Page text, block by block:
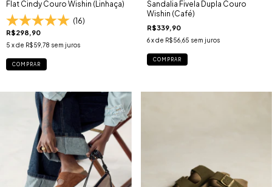
Flat Cindy Couro Wishin (Linhaça)
(16)
R$298,90
5 x de R$59,78 sem juros
COMPRAR
Sandalia Fivela Dupla Couro
Wishin (Café)
R$339,90
6 x de R$56,65 sem juros
COMPRAR